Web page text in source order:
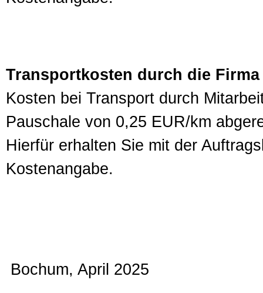
Transportkosten durch die
Kosten bei Transport durch
Pauschale von 0,25 EUR/km
Hierfür erhalten Sie mit der
Kostenangabe.
Bochum, April 2025